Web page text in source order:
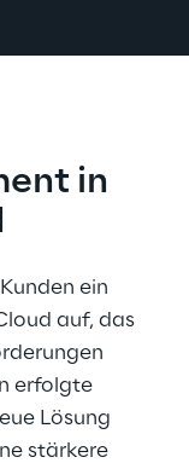
in
ein
auf, das
erfolgte
Lösung
stärkere